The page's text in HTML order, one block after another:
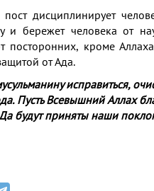
дисциплинирует
и бережет человека от
посторонних, кроме
от Ада.
исправиться,
Пусть Всевышний Аллах
будут приняты наши